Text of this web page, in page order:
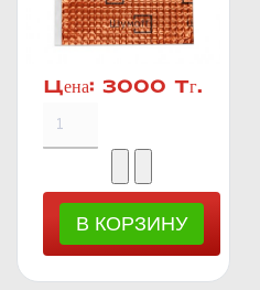
Цена: 3000 Тг.